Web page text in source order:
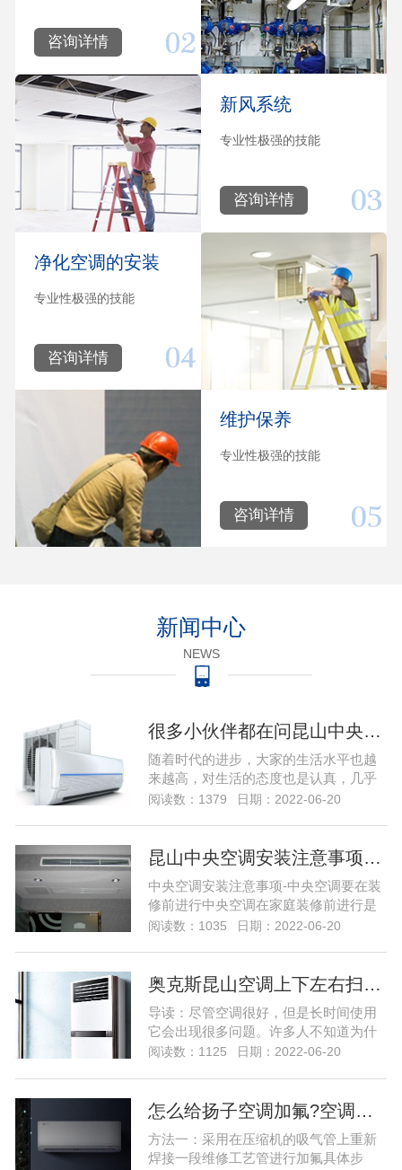
咨询详情
新风系统
专业性极强的技能
咨询详情
净化空调的安装
专业性极强的技能
咨询详情
维护保养
专业性极强的技能
咨询详情
新闻中心
NEWS
很多小伙伴都在问昆山中央空调系统出现问题该怎么维修，那么今天就给大家带来昆山中央空调的维修的教程，下 家用昆山中央空调系统出现故障该怎么维修…
随着时代的进步，大家的生活水平也越
来越高，对生活的态度也是认真，几乎
每个小伙伴家里都有空调，但是有些小
大制冷更快，但是很多小伙伴都在问中
今天就给大家带来中央空调的维修的教
程，下家用中央空调系统出现故...
阅读数：1379 日期：2022-06-20
昆山中央空调安装注意事项…
中央空调安装注意事项-中央空调要在装
修前进行中央空调在家庭装修前进行是
一个必须关注首要条件。家用中央空调
相结合，否则会对后期装修造成影响。
户第一要清楚的，但也并不是说，装修
之后就不能安装...
阅读数：1035 日期：2022-06-20
奥克斯昆山空调上下左右扫风不动怎么弄…
导读：尽管空调很好，但是长时间使用
它会出现很多问题。许多人不知道为什
么空调仍在左右上下扫动。然后，奥克
看一下！ 空调不左右上下扫动的原因之
电和...尽管空调很好，但是长时间使用
它会出现很多...
阅读数：1125 日期：2022-06-20
怎么给扬子空调加氟?空调加氟方法介绍…
方法一：采用在压缩机的吸气管上重新
焊接一段维修工艺管进行加氟具体步